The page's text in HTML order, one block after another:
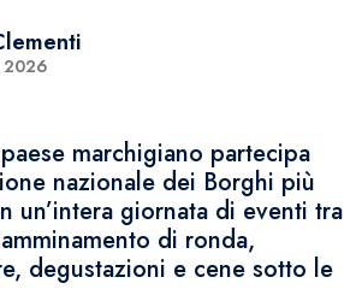
2026
marchigiano partecipa
nazionale dei Borghi più
un’intera giornata di eventi tra
di ronda,
degustazioni e cene sotto le